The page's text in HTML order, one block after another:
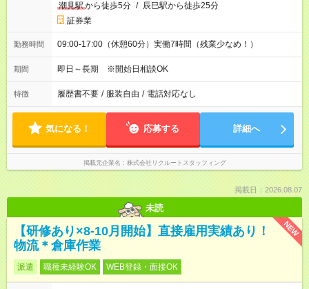
潮見駅から徒歩5分 / 辰巳駅から徒歩25分
証券業
勤務時間 09:00-17:00（休憩60分）実働7時間（残業少なめ！）
期間 即日～長期 ※開始日相談OK
特徴 履歴書不要 / 服装自由 / 電話対応なし
気になる！ 応募する 詳細へ
掲載元企業名 株式会社リクルートスタッフィング
掲載日：2026.08.07
未読
NEW
【研修あり×8-10月開始】直接雇用実績あり！
物流＊倉庫作業
派遣 職種未経験OK WEB登録・面接OK